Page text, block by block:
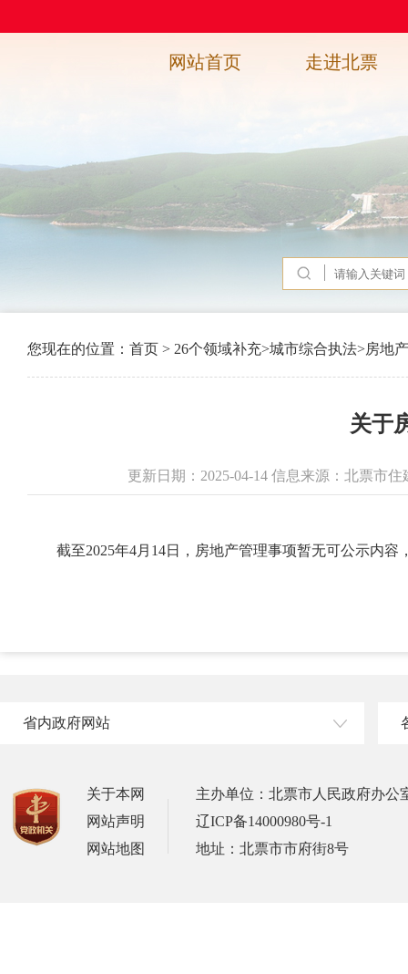
网站首页 走进北票
您现在的位置： 首页 > 26个领域补充>城市综合执法>房地
关于
更新日期：2025-04-14 信息来源：北票市
截至2025年4月14日，房地产管理事项暂无可公示内
省内政府网站
关于本网
网站声明
网站地图
主办单位：北票市人民政府办公
辽ICP备14000980号-1
地址：北票市市府街8号